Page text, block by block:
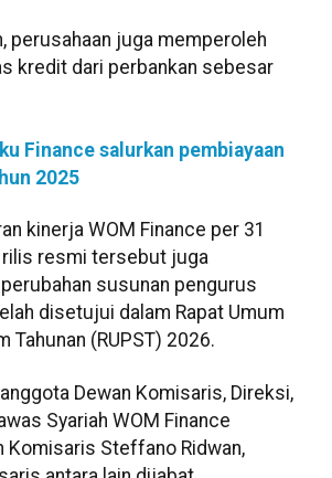
perusahaan juga memperoleh
kredit dari perbankan sebesar
Finance salurkan pembiayaan
2025
kinerja WOM Finance per 31
rilis resmi tersebut juga
susunan pengurus
disetujui dalam Rapat Umum
Tahunan (RUPST) 2026.
Dewan Komisaris, Direksi,
Syariah WOM Finance
Komisaris Steffano Ridwan,